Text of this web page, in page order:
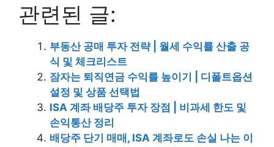
관련된 글:
부동산 공매 투자 전략 | 월세 수익률 산출 공
식 및 체크리스트
잠자는 퇴직연금 수익률 높이기 | 디폴트옵션
설정 및 상품 선택법
ISA 계좌 배당주 투자 장점 | 비과세 한도 및
손익통산 정리
배당주 단기 매매, ISA 계좌로도 손실 나는 이